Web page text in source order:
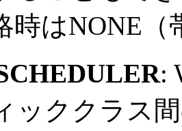
時はNONE（
:
ッククラス